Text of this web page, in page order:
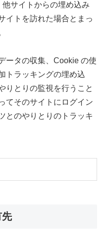
サイトからの埋め込み
イトを訪れた場合とまっ
ータの収集、Cookie の使
トラッキングの埋め込
りとりの監視を行うこと
てそのサイトにログイン
とのやりとりのトラッキ
先